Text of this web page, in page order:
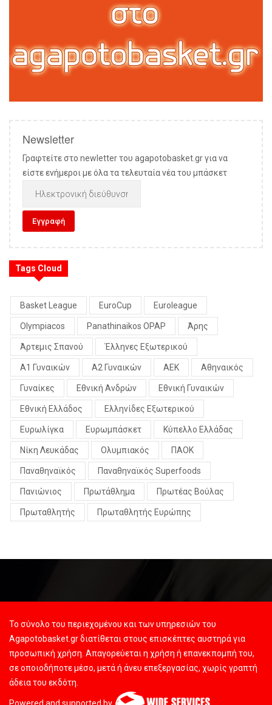
Newsletter
Γραφτείτε στο newletter του agapotobasket.gr για να
είστε ενήμεροι με όλα τα τελευταία νέα του μπάσκετ
Tags Cloud
Basket League EuroCup Euroleague
Olympiacos Panathinaikos OPAP Άρης
Άρτεμις Σπανού Έλληνες Εξωτερικού
Α1 Γυναικών Α2 Γυναικών ΑΕΚ Αθηναικός
Γυναίκες Εθνική Ανδρών Εθνική Γυναικών
Εθνική Ελλάδος Ελληνίδες Εξωτερικού
Ευρωλίγκα Ευρωμπάσκετ Κύπελλο Ελλάδας
Νίκη Λευκάδας Ολυμπιακός ΠΑΟΚ
Παναθηναϊκός Παναθηναϊκός Superfoods
Πανιώνιος Πρωτάθλημα Πρωτέας Βούλας
Πρωταθλητής Πρωταθλητής Ευρώπης
Το σύνολο του περιεχομένου και των υπηρεσιών του
Agapotobasket.gr διατίθεται στους επισκέπτες αυστηρά για
προσωπική χρήση. Απαγορεύεται η χρήση ή επανεκπομπή του,
σε οποιοδήποτε μέσο, μετά ή άνευ επεξεργασίας, χωρίς γραπτή
άδεια του εκδότη.